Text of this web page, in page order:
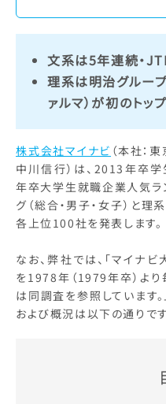
文系は5年連続・
理系は明治グルー
ァルマ）が初のトップ
株式会社マイナビ （本社：
中川信行）は、2013年卒
年卒大学生就職企業人気ラ
グ（総合・男子・女子）と理
各上位100社を発表します。
なお、弊社では、「マイナ
を1978年（1979年卒）よ
は同調査を参照しています
および概況は以下の通り